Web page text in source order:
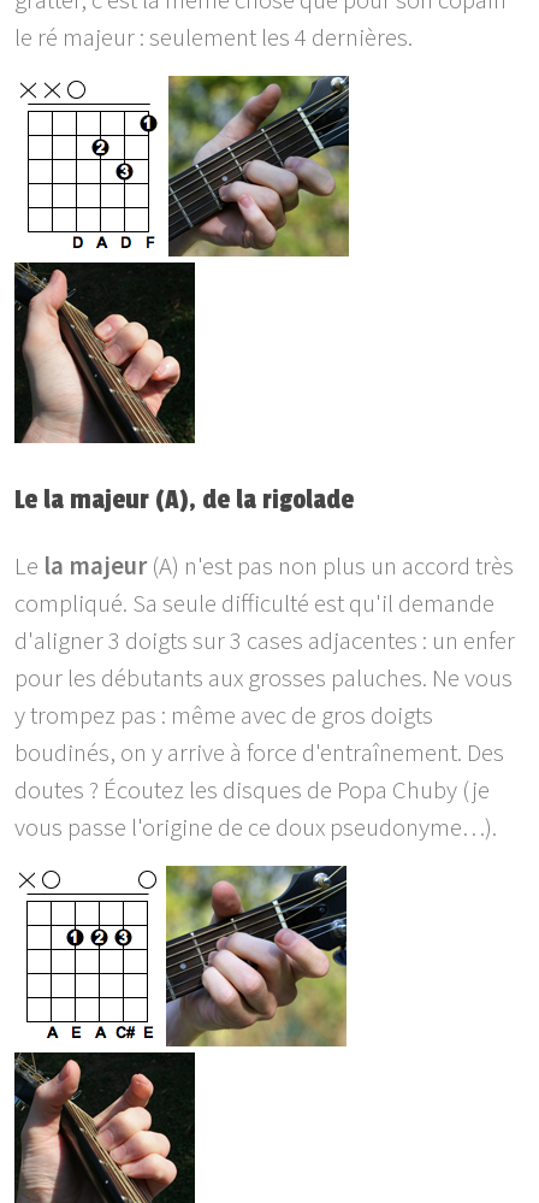
le ré majeur : seulement les 4 dernières.
Le la majeur (A), de la rigolade
Le la majeur(A) n'est pas non plus un accord très
compliqué. Sa seule difficulté est qu'il demande
d'aligner 3 doigts sur 3 cases adjacentes : un enfer
pour les débutants aux grosses paluches. Ne vous
y trompez pas : même avec de gros doigts
boudinés, on y arrive à force d'entraînement. Des
doutes ? Écoutez les disques de Popa Chuby (je
vous passe l'origine de ce doux pseudonyme…).